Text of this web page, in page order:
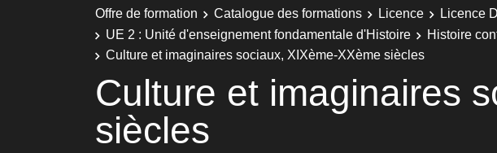
Offre de formation Catalogue des formations Licence Licence
UE 2 : Unité d'enseignement fondamentale d'Histoire
Histoire
Culture et imaginaires sociaux, XIXème-XXème siècles
Culture et imaginaires
siècles